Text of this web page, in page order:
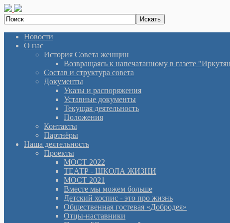
Новости
О нас
История Cовета женщин
Возвращаясь к напечатанному в газете
Состав и структура совета
Документы
Указы и распоряжения
Уставные документы
Текущая деятельность
Положения
Контакты
Партнёры
Наша деятельность
Проекты
МОСТ 2022
ТЕАТР - ШКОЛА ЖИЗНИ
МОСТ 2021
Вместе мы можем больше
Детский хоспис - это про жизнь
Общественная гостевая «Добродея»
Отцы-наставники